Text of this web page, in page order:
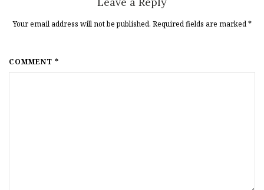
Your email address will not be published. Required fields are marked*
COMMENT *